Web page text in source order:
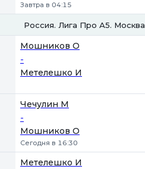
Завтра в 04:15
Россия. Лига Про А5. Москва
Мошников О
-
Метелешко И
Чечулин М
-
Мошников О
Сегодня в 16:30
Метелешко И